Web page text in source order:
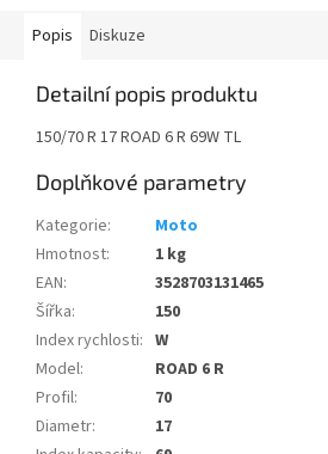
Popis Diskuze
Detailní popis produktu
150/70 R 17 ROAD 6 R 69W TL
Doplňkové parametry
Kategorie:
Moto
Hmotnost:
1 kg
EAN:
3528703131465
Šířka:
150
Index rychlosti: W
Model:
ROAD 6 R
Profil:
70
Diametr:
17